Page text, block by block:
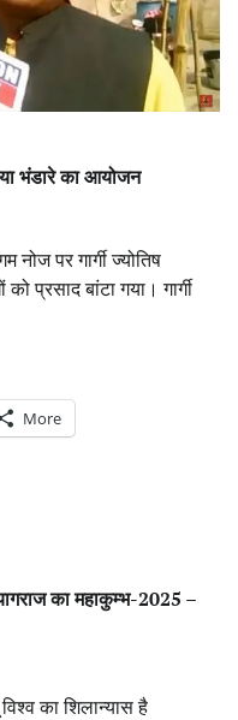
भंडारे का आयोजन
पर गार्गी ज्योतिष
प्रसाद बांटा गया। गार्गी
More
का महाकुम्भ-2025 –
का शिलान्यास है